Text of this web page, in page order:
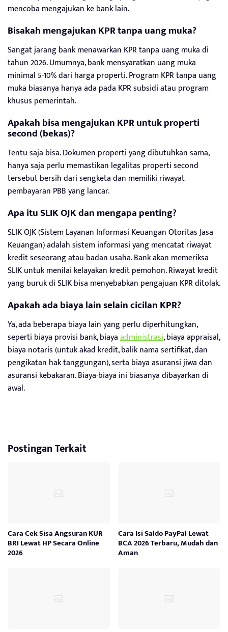
mencoba mengajukan ke bank lain.
Bisakah mengajukan KPR tanpa uang muka?
Sangat jarang bank menawarkan KPR tanpa uang muka di
tahun 2026. Umumnya, bank mensyaratkan uang muka
minimal 5-10% dari harga properti. Program KPR tanpa uang
muka biasanya hanya ada pada KPR subsidi atau program
khusus pemerintah.
Apakah bisa mengajukan KPR untuk properti
second (bekas)?
Tentu saja bisa. Dokumen properti yang dibutuhkan sama,
hanya saja perlu memastikan legalitas properti second
tersebut bersih dari sengketa dan memiliki riwayat
pembayaran PBB yang lancar.
Apa itu SLIK OJK dan mengapa penting?
SLIK OJK (Sistem Layanan Informasi Keuangan Otoritas Jasa
Keuangan) adalah sistem informasi yang mencatat riwayat
kredit seseorang atau badan usaha. Bank akan memeriksa
SLIK untuk menilai kelayakan kredit pemohon. Riwayat kredit
yang buruk di SLIK bisa menyebabkan pengajuan KPR ditolak.
Apakah ada biaya lain selain cicilan KPR?
Ya, ada beberapa biaya lain yang perlu diperhitungkan,
seperti biaya provisi bank, biayaadministrasi, biaya appraisal,
biaya notaris (untuk akad kredit, balik nama sertifikat, dan
pengikatan hak tanggungan), serta biaya asuransi jiwa dan
asuransi kebakaran. Biaya-biaya ini biasanya dibayarkan di
awal.
Postingan Terkait
Cara Cek Sisa Angsuran KUR
BRI Lewat HP Secara Online
2026
Cara Isi Saldo PayPal Lewat
BCA 2026 Terbaru, Mudah dan
Aman